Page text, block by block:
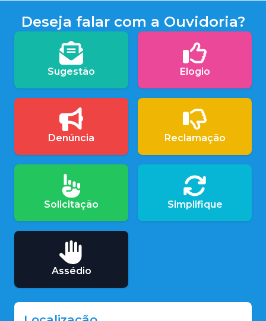
Deseja falar com a Ouvidoria?
Sugestão Elogio
Denúncia Reclamação
Solicitação Simplifique
Assédio